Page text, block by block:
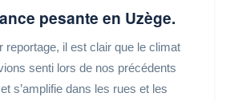
pesante en Uzège.
reportage, il est clair que le climat
senti lors de nos précédents
s’amplifie dans les rues et les